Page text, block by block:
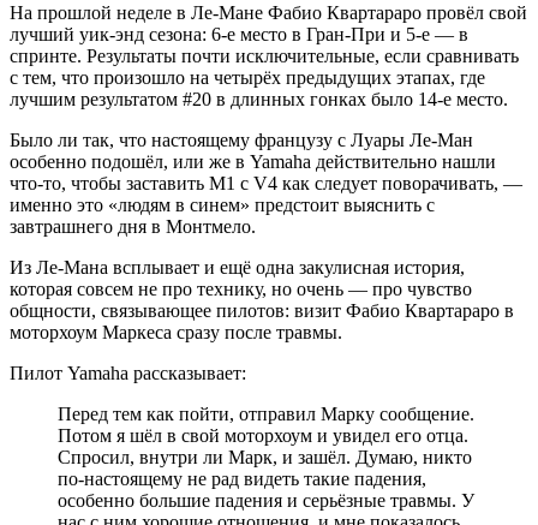
На прошлой неделе в Ле-Мане Фабио Квартараро провёл свой
лучший уик-энд сезона: 6-е место в Гран-При и 5-е — в
спринте. Результаты почти исключительные, если сравнивать
с тем, что произошло на четырёх предыдущих этапах, где
лучшим результатом #20 в длинных гонках было 14-е место.
Было ли так, что настоящему французу с Луары Ле-Ман
особенно подошёл, или же в Yamaha действительно нашли
что-то, чтобы заставить M1 с V4 как следует поворачивать, —
именно это «людям в синем» предстоит выяснить с
завтрашнего дня в Монтмело.
Из Ле-Мана всплывает и ещё одна закулисная история,
которая совсем не про технику, но очень — про чувство
общности, связывающее пилотов: визит Фабио Квартараро в
моторхоум Маркеса сразу после травмы.
Пилот Yamaha рассказывает:
Перед тем как пойти, отправил Марку сообщение.
Потом я шёл в свой моторхоум и увидел его отца.
Спросил, внутри ли Марк, и зашёл. Думаю, никто
по-настоящему не рад видеть такие падения,
особенно большие падения и серьёзные травмы. У